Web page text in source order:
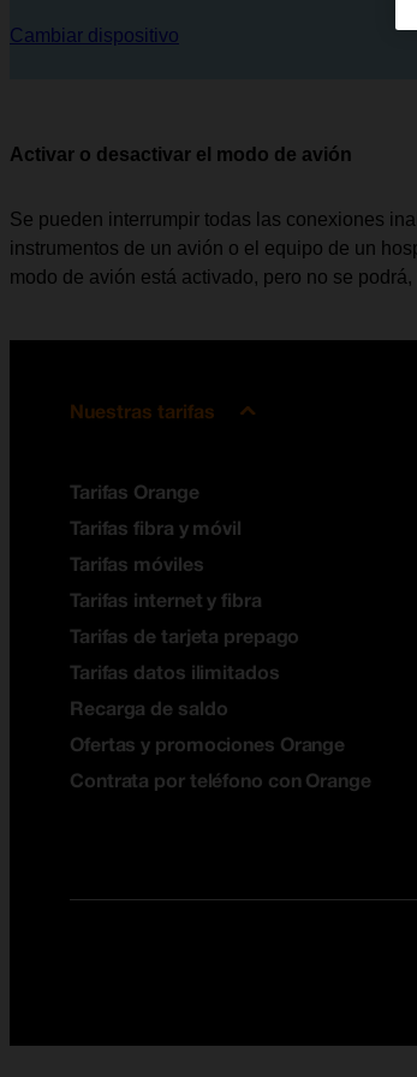
Cambiar dispositivo
Activar o desactivar el modo de avión
Se pueden interrumpir todas las conexiones
instrumentos de un avión o el equipo de un
modo de avión está activado, pero no se
Nuestras tarifas
Tarifas Orange
Tarifas fibra y móvil
Tarifas móviles
Tarifas internet y fibra
Tarifas de tarjeta prepago
Tarifas datos ilimitados
Recarga de saldo
Ofertas y promociones Orange
Contrata por teléfono con Orange